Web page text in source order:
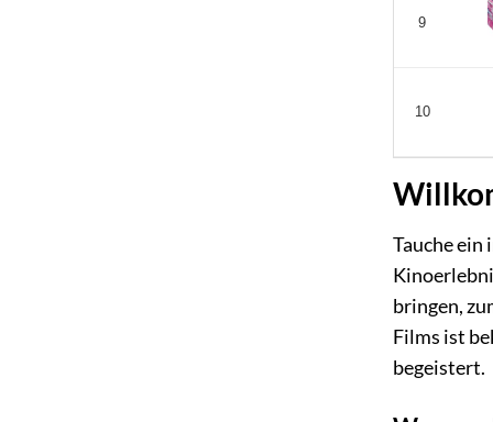
9
10
Tauche ein
bringen,
Films ist
begeistert.